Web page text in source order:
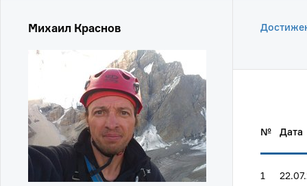
Михаил Краснов
№ Дата
1